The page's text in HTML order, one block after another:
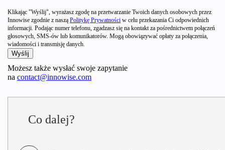
Klikając "Wyślij", wyrażasz zgodę na przetwarzanie Twoich danych osobowych przez
Innowise zgodnie z naszą Politykę Prywatności w celu przekazania Ci odpowiednich
informacji. Podając numer telefonu, zgadzasz się na kontakt za pośrednictwem połączeń
głosowych, SMS-ów lub komunikatorów. Mogą obowiązywać opłaty za połączenia,
wiadomości i transmisję danych.
Możesz także wysłać swoje zapytanie
na contact@innowise.com
Co dalej?